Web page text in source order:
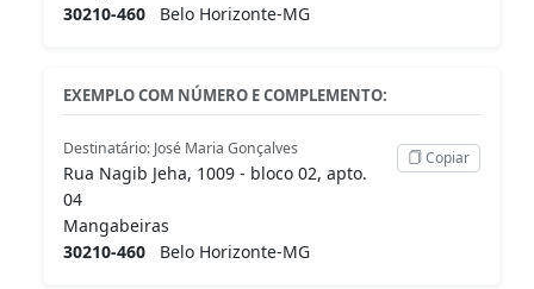
30210-460 Belo Horizonte-MG
EXEMPLO COM NÚMERO E COMPLEMENTO:
Destinatário: José Maria Gonçalves
Rua Nagib Jeha, 1009 - bloco 02, apto.
04
Mangabeiras
30210-460 Belo Horizonte-MG
Copiar